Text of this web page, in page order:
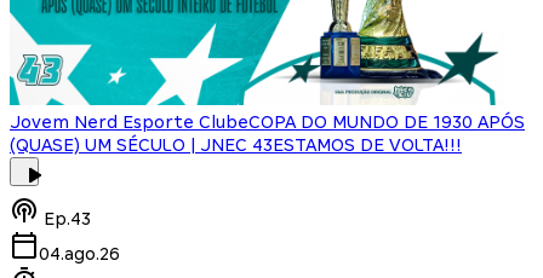
Jovem Nerd Esporte ClubeCOPA DO MUNDO DE 1930 APÓS
(QUASE) UM SÉCULO | JNEC 43ESTAMOS DE VOLTA!!!
Ep.43
04.ago.26